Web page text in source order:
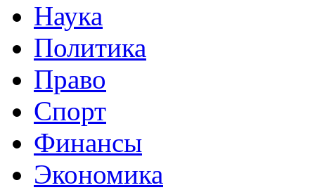
Наука
Политика
Право
Спорт
Финансы
Экономика